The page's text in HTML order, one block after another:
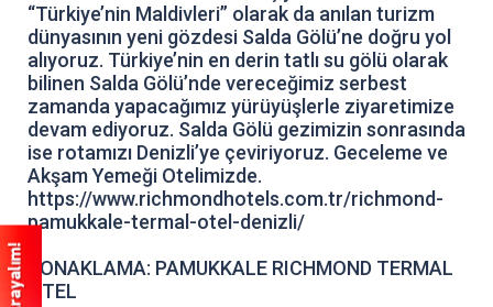
“Türkiye’nin Maldivleri” olarak da anılan turizm
dünyasının yeni gözdesi Salda Gölü’ne doğru yol
alıyoruz. Türkiye’nin en derin tatlı su gölü olarak
bilinen Salda Gölü’nde vereceğimiz serbest
zamanda yapacağımız yürüyüşlerle ziyaretimize
devam ediyoruz. Salda Gölü gezimizin sonrasında
ise rotamızı Denizli’ye çeviriyoruz. Geceleme ve
Akşam Yemeği Otelimizde.
https://www.richmondhotels.com.tr/richmond-
pamukkale-termal-otel-denizli/
KONAKLAMA: PAMUKKALE RICHMOND TERMAL
OTEL